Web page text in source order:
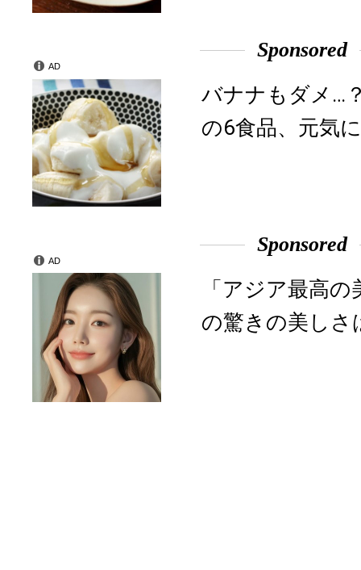
Sponsored
バナナもダメ…
の6食品、元気
AD
Sponsored
「アジア最高
の驚きの美しさ
AD